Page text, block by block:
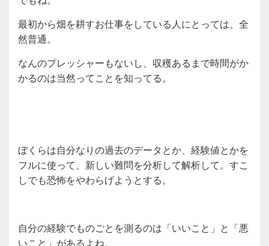
最初から畑を耕すお仕事をしている人にとっては、全
然普通。
なんのプレッシャーもないし、収穫あるまで時間がか
かるのは当然ってことを知ってる。
ぼくらは自分なりの過去のデータとか、経験値とかを
フルに使って、新しい難問を分析して解析して。すこ
しでも恐怖をやわらげようとする。
自分の経験でものごとを測るのは「いいこと」と「悪
いこと」があるよね。